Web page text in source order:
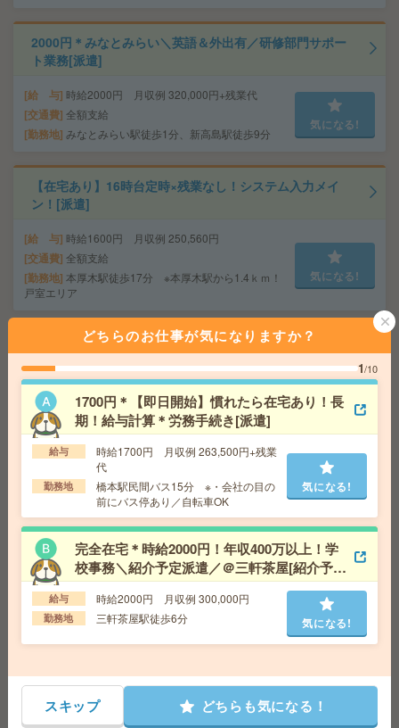
2000円＊みなとみらい＼英語＆外出有／研修部門サポー
ト業務[派遣]
給 与 時給2000円 月収例 320,000円+残業代
交通費 全額支給
勤務地 みなとみらい駅徒歩1分、新高島駅徒歩9分
気になる!
【在宅あり】16時台定時×残業なし！システム入力メイ
ン！[派遣]
給 与 時給1600円 月収例 250,560円
交通費 全額支給
勤務地 本厚木駅徒歩17分 ※本厚木駅から1.4ｋｍ！
戸室エリア
気になる!
人気の学校勤務＊基本17時10分まで＊給与計算など[派
遣]
給 与
時給1600円＋交 【月収例】266,000円～ ■
給与の前払いが可能な速払いサービスあり
交通費 交通費支給あり
勤務地 神奈川県藤沢市 湘南モノレール 目白山下駅
徒歩9分、江ノ島電鉄線 江ノ島駅徒歩15分
2名募集！正社員前提＊年収450万円以上＊週2日程度在宅
勤務OK[正社員への紹介予定派遣]
給 与
時給2100円＋交 【月収例】385,875円～ ■
給与の前払いが可能な速払いサービスあり
交通費 交通費支給あり
勤務地 神奈川県横浜市中区 みなとみらい線 馬車道
気になる!
2名募集【東芝グループ】週3日在宅＊残業なし＊営業事
務＠駅直結[派遣]
どちらのお仕事が気になりますか？
1/10
1700円＊【即日開始】慣れたら在宅あり！長
期！給与計算＊労務手続き[派遣]
給与
時給1700円 月収例 263,500円+残業
代
勤務地
橋本駅民間バス15分 ※・会社の目の
前にバス停あり／自転車OK
気になる!
完全在宅＊時給2000円！年収400万以上！学
校事務＼紹介予定派遣／＠三軒茶屋[紹介予定
派遣]
給与 時給2000円 月収例 300,000円
勤務地 三軒茶屋駅徒歩6分 気になる!
スキップ どちらも気になる！